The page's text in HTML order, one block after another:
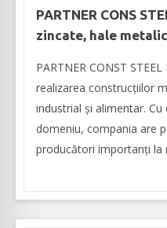
PARTNER CONS
zincate, hale
PARTNER CONST
realizarea construcțiilor
industrial și alimentar.
domeniu, compania are
producători importanți la